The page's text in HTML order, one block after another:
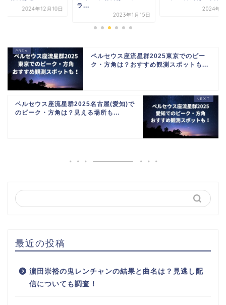
2024年12月10日
ラ...
2023年1月15日
2024年8
ペルセウス座流星群2025東京でのピー
ク・方角は？おすすめ観測スポットも...
ペルセウス座流星群2025名古屋(愛知)で
のピーク・方角は？見える場所も...
最近の投稿
濵田崇裕の鬼レンチャンの結果と曲名は？見逃し配
信についても調査！